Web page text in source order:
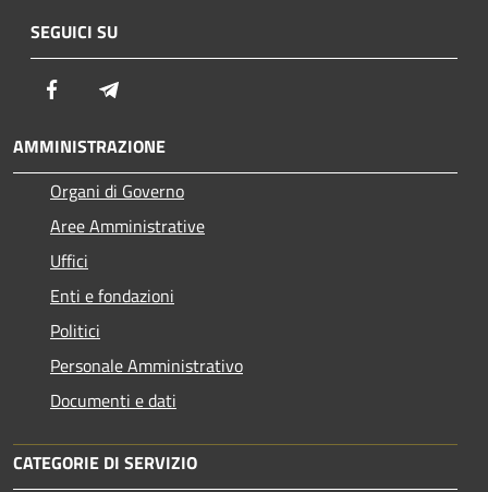
SEGUICI SU
Facebook
AMMINISTRAZIONE
Organi di Governo
Aree Amministrative
Uffici
Enti e fondazioni
Politici
Personale Amministrativo
Documenti e dati
CATEGORIE DI SERVIZIO